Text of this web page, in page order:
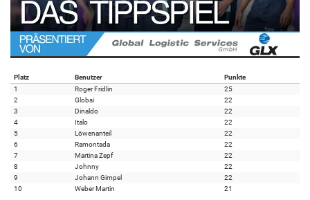
Platz Benutzer
Punkte
1
Roger Fridlin
25
2
Globsi
22
3
Dinaldo
22
4
Italo
22
5
Löwenanteil
22
6
Ramontada
22
7
Martina Zepf
22
8
Johnny
22
9
Johann Gimpel
22
10
Weber Martin 21